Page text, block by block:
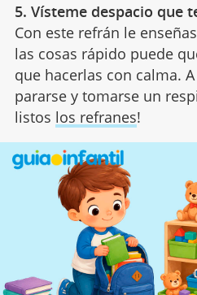
5. Vísteme despacio que
Con este refrán le
las cosas rápido puede
que hacerlas con calma.
pararse y tomarse un
listos los refranes!